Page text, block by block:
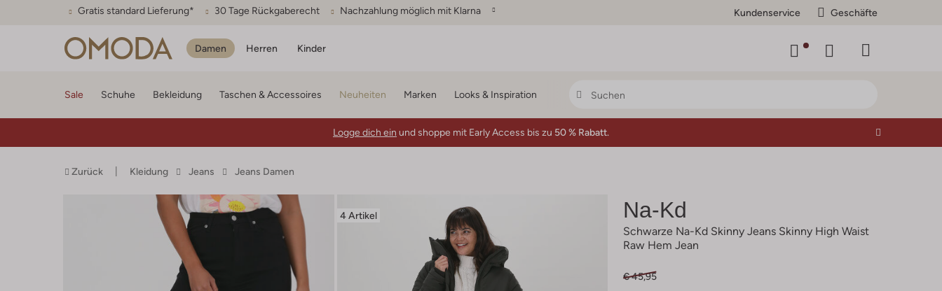
Gratis standard Lieferung* 30 Tage Rückgaberecht Nachzahlung möglich mit Klarna Kundenservice Geschäfte
Damen Herren Kinder
Sale Schuhe Bekleidung Taschen & Accessoires Neuheiten Marken Looks & Inspiration
Logge dich ein und shoppe mit Early Access bis zu 50 % Rabatt.
Zurück Kleidung Jeans Jeans Damen
4 Artikel Na-Kd
Schwarze Na-Kd Skinny Jeans Skinny High Waist
Raw Hem Jean
€ 45,95